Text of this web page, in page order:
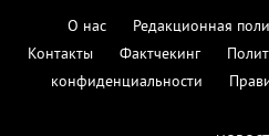
О нас Редакционная
Контакты
Фактчекинг
конфиденциальности